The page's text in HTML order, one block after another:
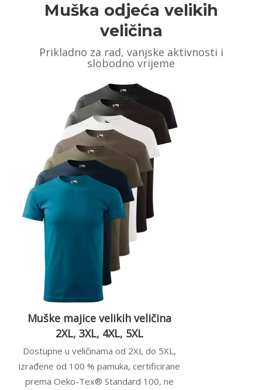
Muška odjeća velikih
veličina
Prikladno za rad, vanjske aktivnosti i
slobodno vrijeme
Muške majice velikih veličina
2XL, 3XL, 4XL, 5XL
Dostupne u veličinama od 2XL do 5XL,
izrađene od 100 % pamuka, certificirane
prema Oeko-Tex® Standard 100, ne